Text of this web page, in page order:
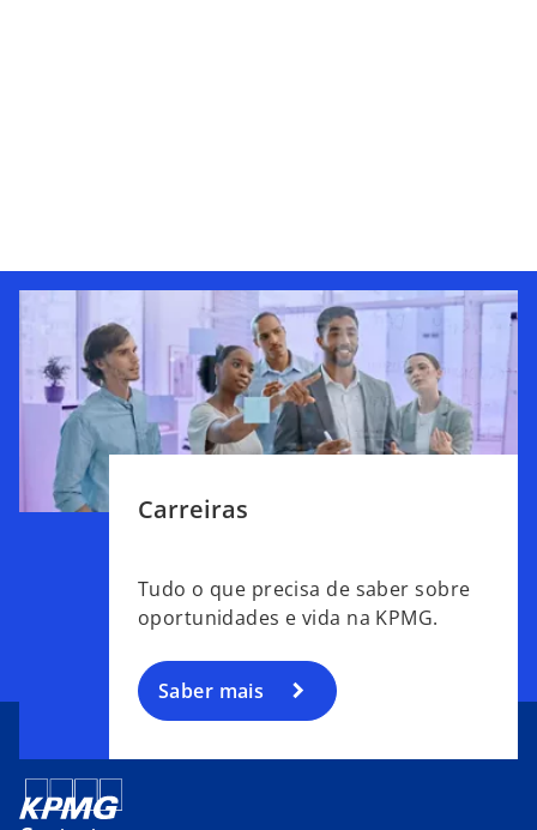
Carreiras
Tudo o que precisa de saber sobre
oportunidades e vida na KPMG.
Saber mais